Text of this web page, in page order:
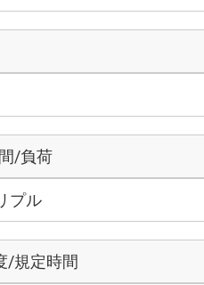
/負荷
プル
/規定時間